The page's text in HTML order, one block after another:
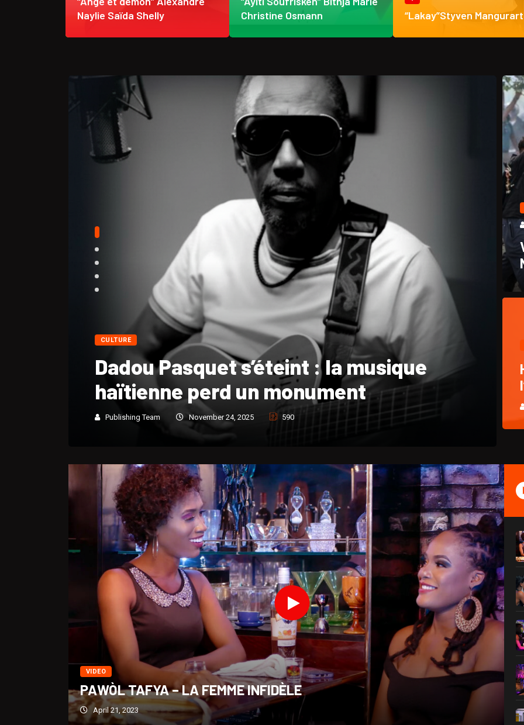
Naylie Saïda Shelly
Christine Osmann
“Lakay”Styven Mangurart
CULTURE
Portrait biographique et hommage à
André « Dadou » Pasquet
Publishing Team November 24, 2025 764
VIDEO
PAWÒL TAFYA – LA FEMME INFIDÈLE
April 21, 2023